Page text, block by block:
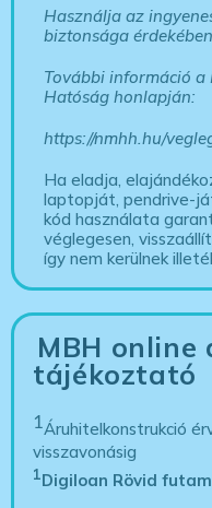
Használja az
biztonsága
További információ a
Hatóság honlapján:
https://nmhh.hu/
Ha eladja,
laptopját, pendrive-
kód használata
véglegesen,
így nem kerülnek
MBH online
tájékoztató
1Áruhitelkonstrukció
visszavonásig
1Digiloan Rövid